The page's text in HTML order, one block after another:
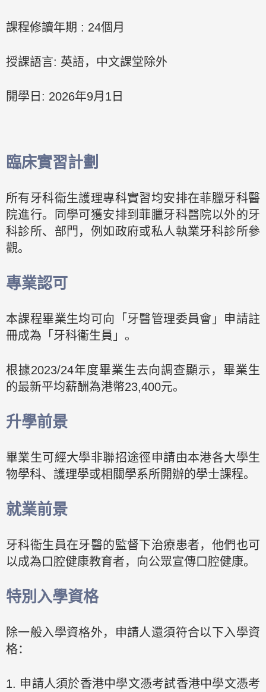
課程修讀年期 : 24個月
授課語言: 英語，中文課堂除外
開學日: 2026年9月1日
臨床實習計劃
所有牙科衞生護理專科實習均安排在菲臘牙科醫
院進行。同學可獲安排到菲臘牙科醫院以外的牙
科診所、部門，例如政府或私人執業牙科診所參
觀。
專業認可
本課程畢業生均可向「牙醫管理委員會」申請註
冊成為「牙科衞生員」。
根據2023/24年度畢業生去向調查顯示，畢業生
的最新平均薪酬為港幣23,400元。
升學前景
畢業生可經大學非聯招途徑申請由本港各大學生
物學科、護理學或相關學系所開辦的學士課程。
就業前景
牙科衞生員在牙醫的監督下治療患者，他們也可
以成為口腔健康教育者，向公眾宣傳口腔健康。
特別入學資格
除一般入學資格外，申請人還須符合以下入學資
格：
1. 申請人須於香港中學文憑考試香港中學文憑考